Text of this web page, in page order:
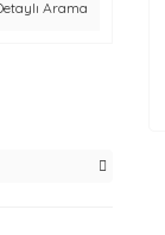
Arama